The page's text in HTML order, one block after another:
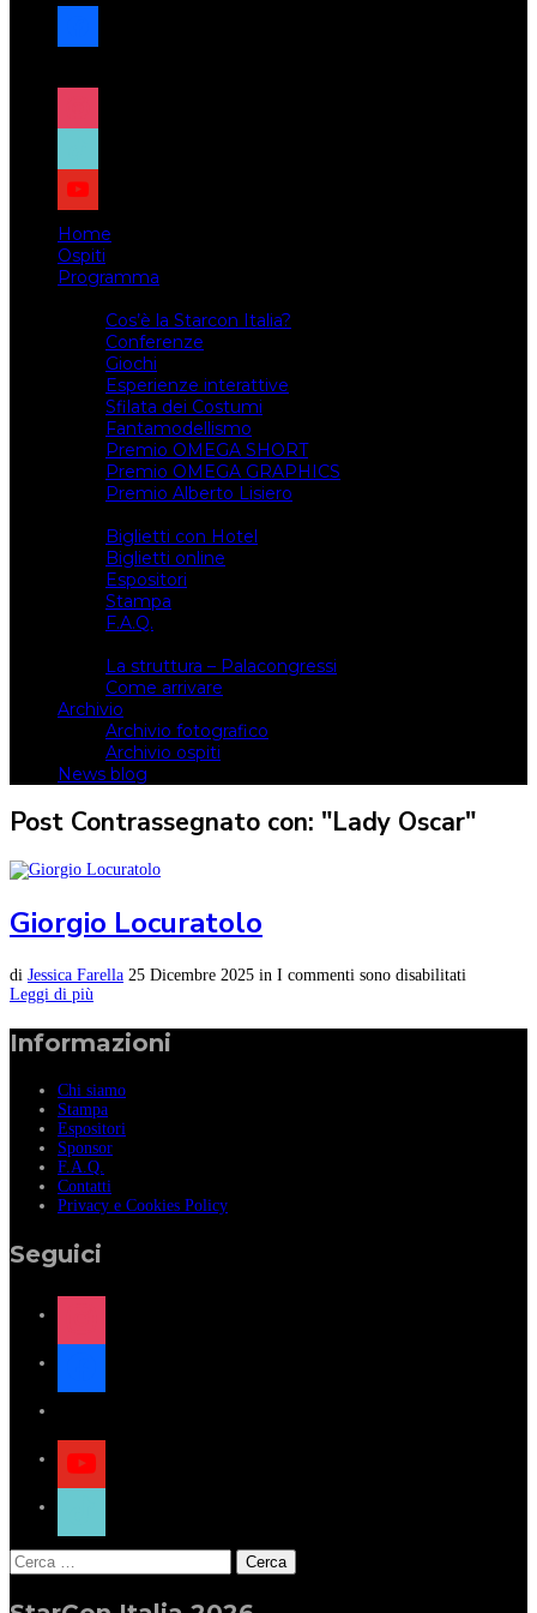
facebook
x
instagram
tiktok
youtube
Home
Ospiti
Programma
Cos’è la Starcon Italia?
Conferenze
Giochi
Esperienze interattive
Sfilata dei Costumi
Fantamodellismo
Premio OMEGA SHORT
Premio OMEGA GRAPHICS
Premio Alberto Lisiero
Biglietti con Hotel
Biglietti online
Espositori
Stampa
F.A.Q.
La struttura – Palacongressi
Come arrivare
Archivio
Archivio fotografico
Archivio ospiti
News blog
Post Contrassegnato con: "Lady Oscar"
Giorgio Locuratolo
di Jessica Farella 25 Dicembre 2025 in I commenti sono disabilitati
Leggi di più
Informazioni
Chi siamo
Stampa
Espositori
Sponsor
F.A.Q.
Contatti
Privacy e Cookies Policy
Seguici
instagram
facebook
x
youtube
tiktok
Ricerca
per: